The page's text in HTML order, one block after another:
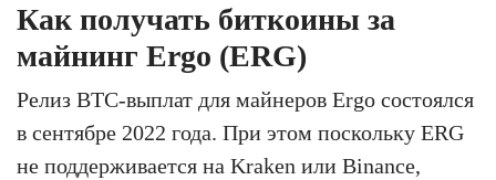
Как получать биткоины за
майнинг Ergo (ERG)
Релиз BTC-выплат для майнеров Ergo состоялся
в сентябре 2022 года. При этом поскольку ERG
не поддерживается на Kraken или Binance,